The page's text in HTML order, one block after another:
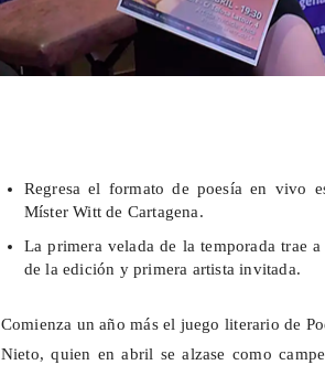
Regresa el formato de poesía en vivo
Míster Witt de Cartagena.
La primera velada de la temporada trae
de la edición y primera artista invitada.
Comienza un año más el juego literario de
Nieto, quien en abril se alzase como